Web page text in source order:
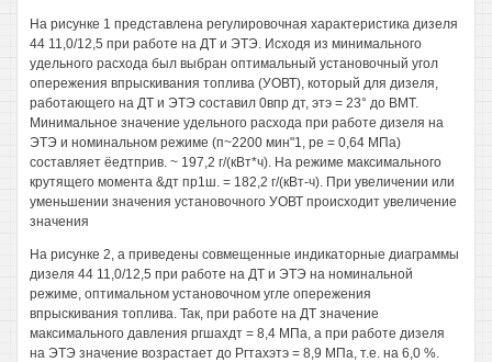
На рисунке 1 представлена регулировочная характеристика дизеля
44 11,0/12,5 при работе на ДТ и ЭТЭ. Исходя из минимального
удельного расхода был выбран оптимальный установочный угол
опережения впрыскивания топлива (УОВТ), который для дизеля,
работающего на ДТ и ЭТЭ составил 0впр дт, этэ = 23° до ВМТ.
Минимальное значение удельного расхода при работе дизеля на
ЭТЭ и номинальном режиме (п~2200 мин"1, ре = 0,64 МПа)
составляет ёедтприв. ~ 197,2 г/(кВт*ч). На режиме максимального
крутящего момента &дт пр1ш. = 182,2 г/(кВт-ч). При увеличении или
уменьшении значения установочного УОВТ происходит увеличение
значения
На рисунке 2, а приведены совмещенные индикаторные диаграммы
дизеля 44 11,0/12,5 при работе на ДТ и ЭТЭ на номинальной
режиме, оптимальном установочном угле опережения
впрыскивания топлива. Так, при работе на ДТ значение
максимального давления ргшахдт = 8,4 МПа, а при работе дизеля
на ЭТЭ значение возрастает до Ргтахэтэ = 8,9 МПа, т.е. на 6,0 %.